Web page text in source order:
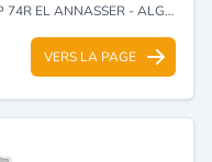
EL ANNASSER - ALGER
VERS LA PAGE